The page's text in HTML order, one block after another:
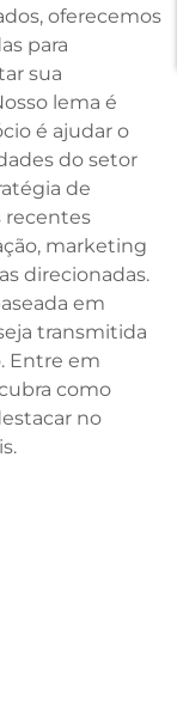
oferecemos
para
sua
lema é
é ajudar o
do setor
de
recentes
marketing
direcionadas.
em
transmitida
Entre em
como
no